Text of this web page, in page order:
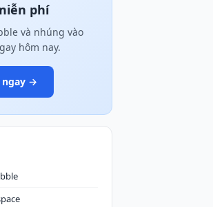
phí
và nhúng vào
hôm nay.
→